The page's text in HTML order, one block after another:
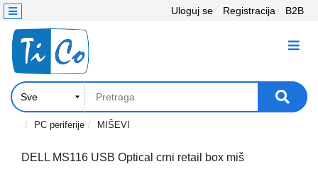
Uloguj se Registracija B2B
KATEGORIJE
Računari,
Komponente
Laptop
tablet
Kontakt
PC periferije MIŠEVI
DELL MS116 USB Optical crni retail box miš